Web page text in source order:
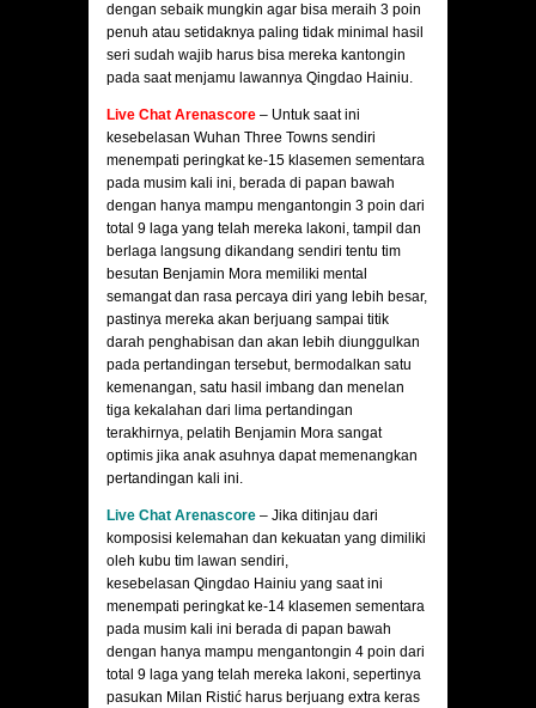
dengan sebaik mungkin agar bisa meraih 3 poin
penuh atau setidaknya paling tidak minimal hasil
seri sudah wajib harus bisa mereka kantongin
pada saat menjamu lawannya Qingdao Hainiu.
Live Chat Arenascore – Untuk saat ini
kesebelasan Wuhan Three Towns sendiri
menempati peringkat ke-15 klasemen sementara
pada musim kali ini, berada di papan bawah
dengan hanya mampu mengantongin 3 poin dari
total 9 laga yang telah mereka lakoni, tampil dan
berlaga langsung dikandang sendiri tentu tim
besutan Benjamin Mora memiliki mental
semangat dan rasa percaya diri yang lebih besar,
pastinya mereka akan berjuang sampai titik
darah penghabisan dan akan lebih diunggulkan
pada pertandingan tersebut, bermodalkan satu
kemenangan, satu hasil imbang dan menelan
tiga kekalahan dari lima pertandingan
terakhirnya, pelatih Benjamin Mora sangat
optimis jika anak asuhnya dapat memenangkan
pertandingan kali ini.
Live Chat Arenascore – Jika ditinjau dari
komposisi kelemahan dan kekuatan yang dimiliki
oleh kubu tim lawan sendiri,
kesebelasan Qingdao Hainiu yang saat ini
menempati peringkat ke-14 klasemen sementara
pada musim kali ini berada di papan bawah
dengan hanya mampu mengantongin 4 poin dari
total 9 laga yang telah mereka lakoni, sepertinya
pasukan Milan Ristić harus berjuang extra keras